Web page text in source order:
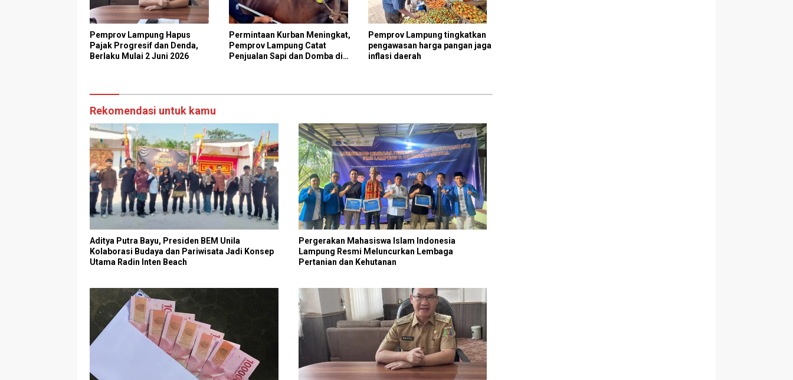
Pemprov Lampung Hapus
Pajak Progresif dan Denda,
Berlaku Mulai 2 Juni 2026
Permintaan Kurban Meningkat,
Pemprov Lampung Catat
Penjualan Sapi dan Domba di
Pemprov Lampung tingkatkan
pengawasan harga pangan jaga
inflasi daerah
Rekomendasi untuk kamu
Aditya Putra Bayu, Presiden BEM Unila
Kolaborasi Budaya dan Pariwisata Jadi Konsep
Utama Radin Inten Beach
Pergerakan Mahasiswa Islam Indonesia
Lampung Resmi Meluncurkan Lembaga
Pertanian dan Kehutanan